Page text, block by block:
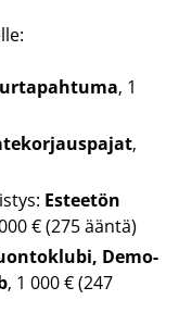
, 1
,
Es­tee­tön
€ (275 ääntä)
De­mo­
, 1 000 € (247